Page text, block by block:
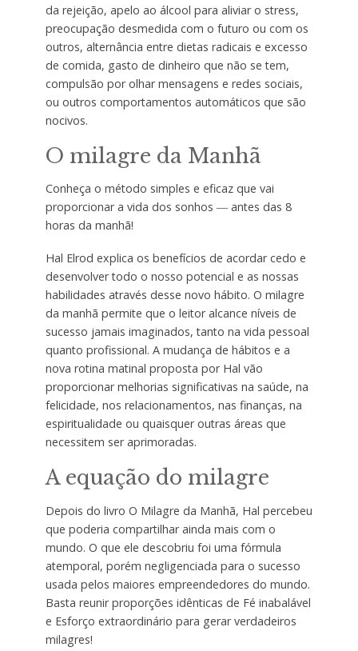
da rejeição, apelo ao álcool para aliviar o stress,
preocupação desmedida com o futuro ou com os
outros, alternância entre dietas radicais e excesso
de comida, gasto de dinheiro que não se tem,
compulsão por olhar mensagens e redes sociais,
ou outros comportamentos automáticos que são
nocivos.
O milagre da Manhã
Conheça o método simples e eficaz que vai
proporcionar a vida dos sonhos ― antes das 8
horas da manhã!
Hal Elrod explica os benefícios de acordar cedo e
desenvolver todo o nosso potencial e as nossas
habilidades através desse novo hábito. O milagre
da manhã permite que o leitor alcance níveis de
sucesso jamais imaginados, tanto na vida pessoal
quanto profissional. A mudança de hábitos e a
nova rotina matinal proposta por Hal vão
proporcionar melhorias significativas na saúde, na
felicidade, nos relacionamentos, nas finanças, na
espiritualidade ou quaisquer outras áreas que
necessitem ser aprimoradas.
A equação do milagre
Depois do livro O Milagre da Manhã, Hal percebeu
que poderia compartilhar ainda mais com o
mundo. O que ele descobriu foi uma fórmula
atemporal, porém negligenciada para o sucesso
usada pelos maiores empreendedores do mundo.
Basta reunir proporções idênticas de Fé inabalável
e Esforço extraordinário para gerar verdadeiros
milagres!